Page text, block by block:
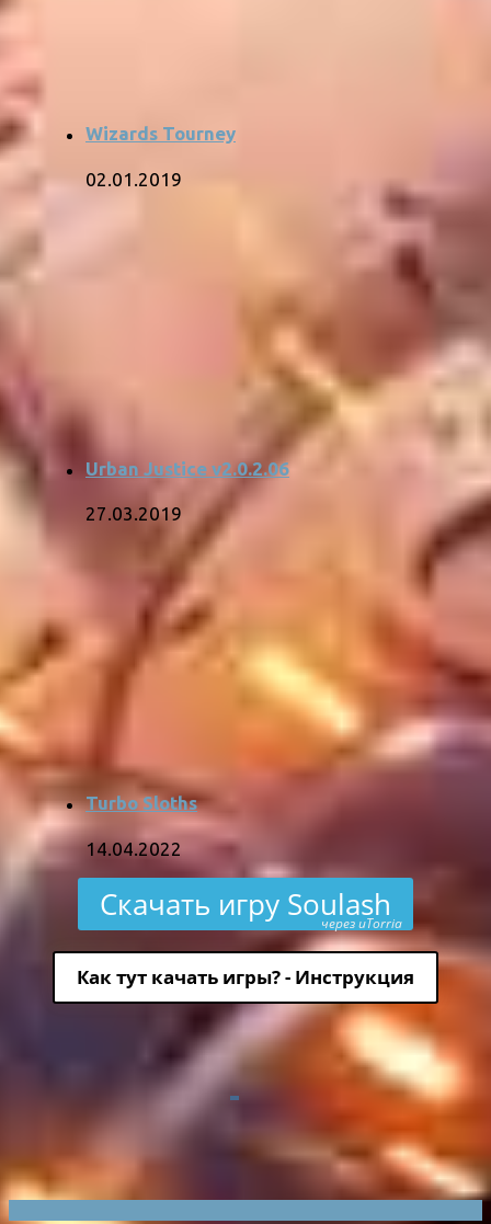
Wizards Tourney
02.01.2019
Urban Justice v2.0.2.06
27.03.2019
Turbo Sloths
14.04.2022
Скачать игру Soulash
через uTorria
Как тут качать игры? - Инструкция